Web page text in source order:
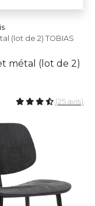
(lot de 2) TOBIAS
métal (lot de 2)
(25 avis)